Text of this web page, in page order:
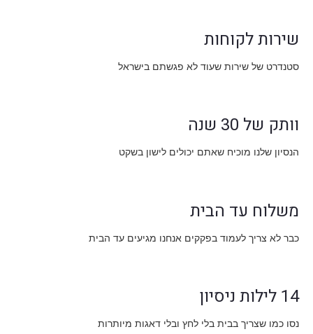
שירות לקוחות
סטנדרט של שירות שעוד לא פגשתם בישראל
וותק של 30 שנה
הנסיון שלנו מוכיח שאתם יכולים לישון בשקט
משלוח עד הבית
כבר לא צריך לעמוד בפקקים אנחנו מגיעים עד הבית
14 לילות ניסיון
נסו כמו שצריך בבית בלי לחץ ובלי דאגות מיותרות